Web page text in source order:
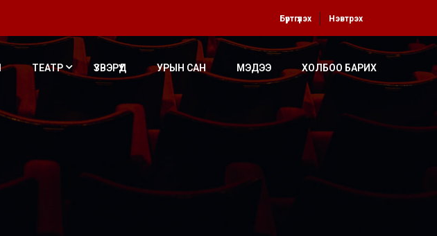
Бүртгүүлэх Нэвтрэх
ТЕАТР ҮЗВЭРҮҮД УРЫН САН МЭДЭЭ ХОЛБОО БАРИХ